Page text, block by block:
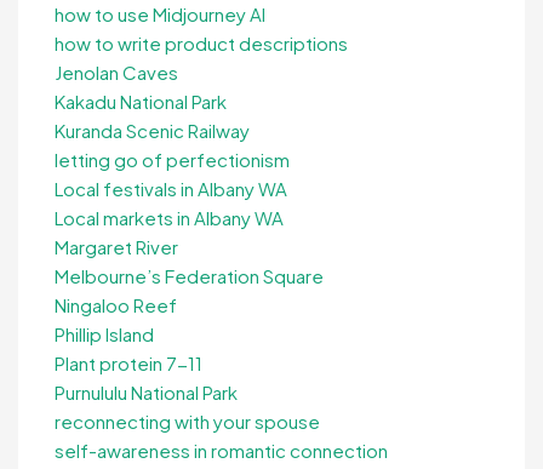
how to use Midjourney AI
how to write product descriptions
Jenolan Caves
Kakadu National Park
Kuranda Scenic Railway
letting go of perfectionism
Local festivals in Albany WA
Local markets in Albany WA
Margaret River
Melbourne’s Federation Square
Ningaloo Reef
Phillip Island
Plant protein 7-11
Purnululu National Park
reconnecting with your spouse
self-awareness in romantic connection